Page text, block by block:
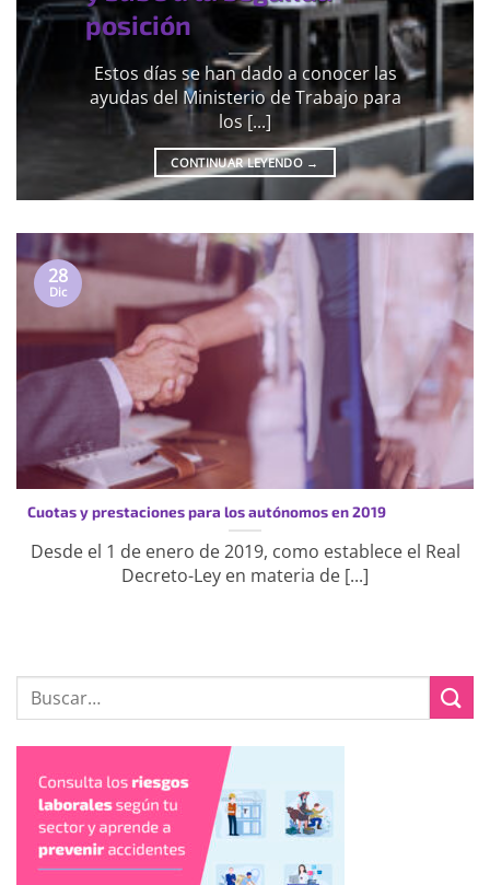
posición
Estos días se han dado a conocer las
ayudas del Ministerio de Trabajo para
los [...]
CONTINUAR LEYENDO →
Cuotas y prestaciones para los autónomos en 2019
Desde el 1 de enero de 2019, como establece el Real
Decreto-Ley en materia de [...]
28
Dic